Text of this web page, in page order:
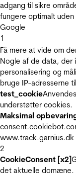
adgang til sikre
fungere optimalt
Google
1
Få mere at vide om
Nogle af de data, der
personalisering og
bruge IP-adresserne
test_cookie
understøtter cookies.
Maksimal
www.track.garnius.dk
2
CookieConsent [x2]
det aktuelle domæne.